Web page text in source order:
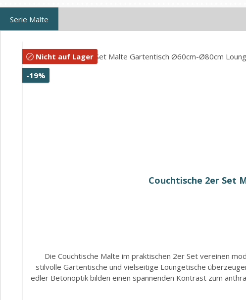
Serie Malte
Nicht auf Lager
-19%
Couchtische 2er Set
Die Couchtische Malte im praktischen 2er Set vereinen
stilvolle Gartentische und vielseitige Loungetische
edler Betonoptik bilden einen spannenden Kontrast zum